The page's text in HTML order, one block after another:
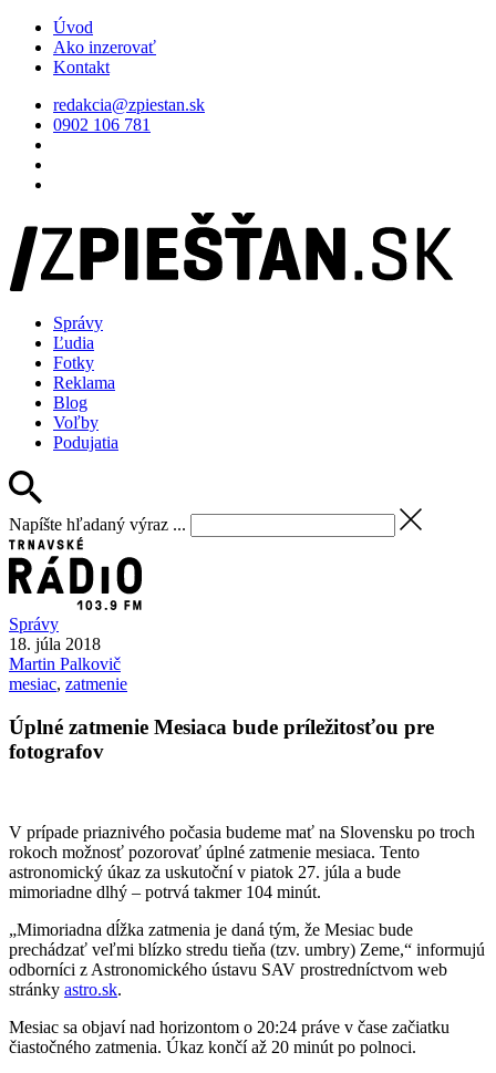
Úvod
Ako inzerovať
Kontakt
redakcia@zpiestan.sk
0902 106 781
Správy
Ľudia
Fotky
Reklama
Blog
Voľby
Podujatia
Napíšte hľadaný výraz ...
Správy
18. júla 2018
Martin Palkovič
mesiac, zatmenie
Úplné zatmenie Mesiaca bude príležitosťou pre
fotografov
V prípade priaznivého počasia budeme mať na Slovensku po troch
rokoch možnosť pozorovať úplné zatmenie mesiaca. Tento
astronomický úkaz za uskutoční v piatok 27. júla a bude
mimoriadne dlhý – potrvá takmer 104 minút.
„Mimoriadna dĺžka zatmenia je daná tým, že Mesiac bude
prechádzať veľmi blízko stredu tieňa (tzv. umbry) Zeme,“ informujú
odborníci z Astronomického ústavu SAV prostredníctvom web
stránky astro.sk.
Mesiac sa objaví nad horizontom o 20:24 práve v čase začiatku
čiastočného zatmenia. Úkaz končí až 20 minút po polnoci.